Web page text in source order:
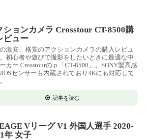
ションカメラ Crosstour CT-8500購
ビュー
激安、格安のアクションカメラの購入レビュ
初心者や遊びで撮影をしたいときに最適な中
カー Crosstourのｐ「CT-8500」。SONY製高感
センサーも内蔵されており4Kにも対応して
記事を読む
Vリーグ V1 外国人選手 2020-
年 女子